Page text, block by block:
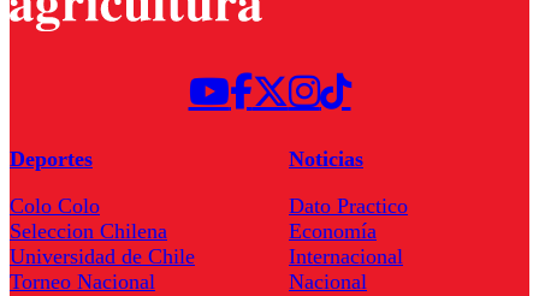
Deportes
Colo Colo
Seleccion Chilena
Universidad de Chile
Torneo Nacional
Noticias
Dato Practico
Economía
Internacional
Nacional